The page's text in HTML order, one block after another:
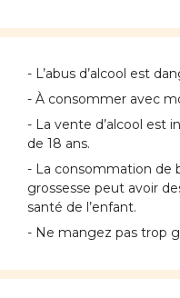
- L’abus d’alcool est
- À consommer avec
- La vente d’alcool est
de 18 ans.
- La consommation de
grossesse peut avoir
santé de l’enfant.
- Ne mangez pas trop